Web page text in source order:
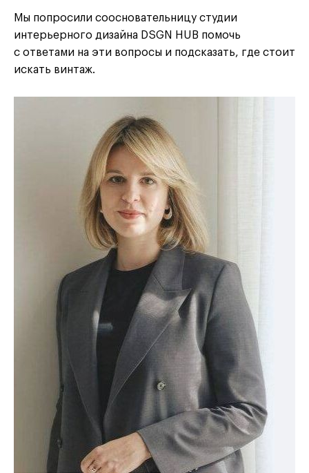
Мы попросили соосновательницу студии
интерьерного дизайна DSGN HUB помочь
с ответами на эти вопросы и подсказать, где стоит
искать винтаж.